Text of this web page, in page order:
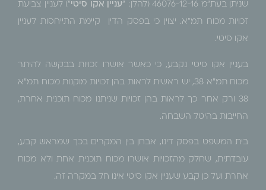
שניתן בעת"מ 46076-12-16 (להלן: " עניין אקו סיטי") לעניין צביעת
זכויות מכוח תמ"א. יצוין כי בפסק הדין קיימת התייחסות לעניין
אקו סיטי.
בעניין אקו סיטי נקבע, כי כאשר אושרו זכויות בבקשה להיתר
מכוח תמ"א 38, יש ראשית לראות בהן זכויות מוקנות מכוח תמ"א
38 ורק אחר כך לראות בהן זכויות שניתנו מכוח תוכנית אחרת,
החייבות בהיטל השבחה.
בית המשפט בפסק דינו, אבחן בין המקרים בכך שמראש קבע,
עובדתית, שחלק מהזכויות אושרו מכוח תוכנית אחת ולא מכוח
אחרת ועל כן קבע שעניין אקו סיטי אינו חל במקרה זה.